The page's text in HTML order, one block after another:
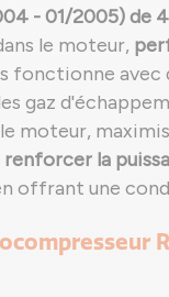
- 01/2005) de
le moteur,
fonctionne avec
gaz
moteur,
renforcer la
offrant une